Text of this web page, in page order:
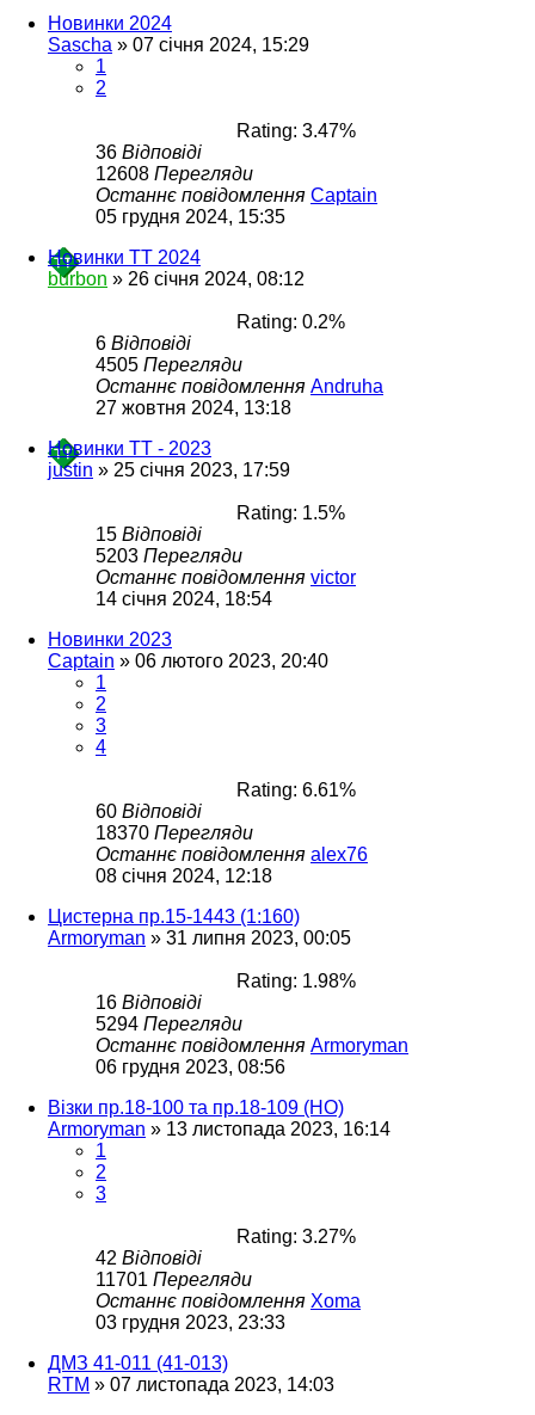
Новинки 2024
Sascha » 07 січня 2024, 15:29
1
2
Rating: 3.47%
36 Відповіді
12608 Перегляди
Останнє повідомлення Captain
05 грудня 2024, 15:35
Новинки ТТ 2024
burbon » 26 січня 2024, 08:12
Rating: 0.2%
6 Відповіді
4505 Перегляди
Останнє повідомлення Andruha
27 жовтня 2024, 13:18
Новинки ТТ - 2023
justin » 25 січня 2023, 17:59
Rating: 1.5%
15 Відповіді
5203 Перегляди
Останнє повідомлення victor
14 січня 2024, 18:54
Новинки 2023
Captain » 06 лютого 2023, 20:40
1
2
3
4
Rating: 6.61%
60 Відповіді
18370 Перегляди
Останнє повідомлення alex76
08 січня 2024, 12:18
Цистерна пр.15-1443 (1:160)
Armoryman » 31 липня 2023, 00:05
Rating: 1.98%
16 Відповіді
5294 Перегляди
Останнє повідомлення Armoryman
06 грудня 2023, 08:56
Візки пр.18-100 та пр.18-109 (НО)
Armoryman » 13 листопада 2023, 16:14
1
2
3
Rating: 3.27%
42 Відповіді
11701 Перегляди
Останнє повідомлення Xoma
03 грудня 2023, 23:33
ДМЗ 41-011 (41-013)
RTM » 07 листопада 2023, 14:03